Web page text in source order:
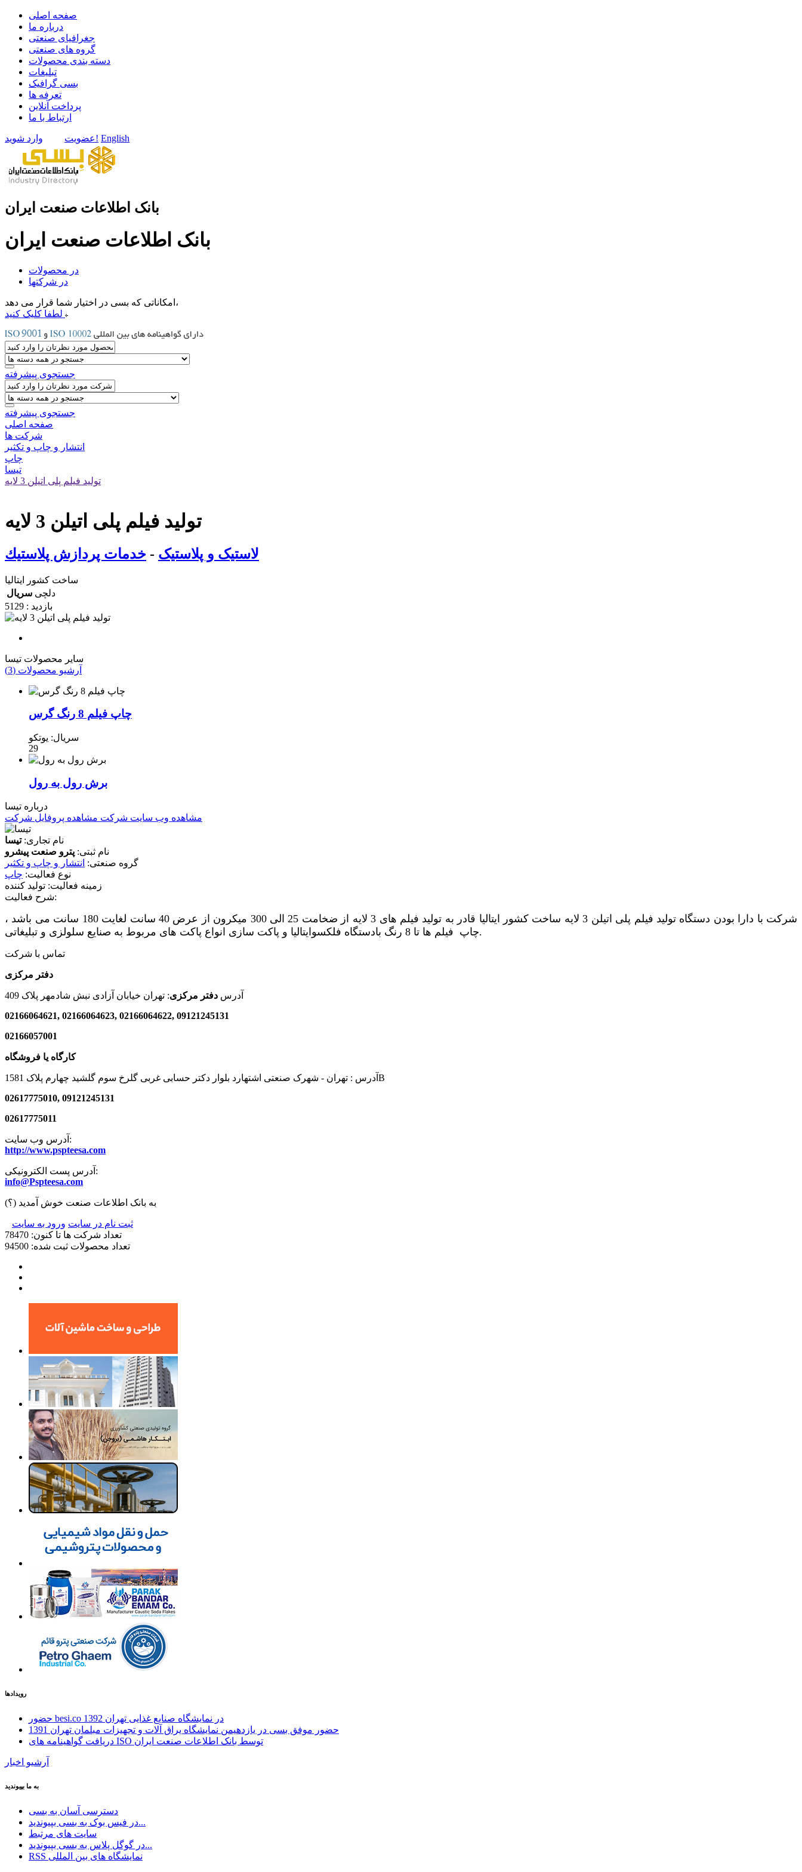
صفحه اصلی
درباره ما
جغرافیای صنعتی
گروه های صنعتی
دسته بندی محصولات
تبلیغات
بسی گرافیک
تعرفه ها
پرداخت آنلاین
ارتباط با ما
عضویتوارد شوید! English
بانک اطلاعات صنعت ایران
بانک اطلاعات صنعت ایران
در محصولات
در شرکتها
امکاناتی که بسی در اختیار شما قرار می دهد،
جستجوی پیشرفته
جستجوی پیشرفته
صفحه اصلی
شرکت ها
انتشار و چاپ و تکثیر
چاپ
تیسا
تولید فیلم پلی اتیلن 3 لایه
تولید فیلم پلی اتیلن 3 لایه
لاستیک و پلاستیک - خدمات پردازش پلاستيك
ساخت کشور ایتالیا
سریال دلچی
بازدید : 5129
سایر محصولات تیسا
آرشیو محصولات (3)
چاپ فیلم 8 رنگ گرس
سریال: یوتکو
29
برش رول به رول
درباره تیسا
مشاهده وب سایت شرکت مشاهده پروفایل شرکت
نام تجاری:تیسا
نام ثبتی: پترو صنعت پیشرو
گروه صنعتی: انتشار و چاپ و تکثیر
نوع فعالیت: چاپ
زمینه فعالیت: تولید کننده
شرح فعالیت:
شرکت با دارا بودن دستگاه تولید فیلم پلی اتیلن 3 لایه ساخت کشور ایتالیا قادر به تولید فیلم های 3 لایه از ضخامت 25 الی 300 میکرون از عرض 40 سانت لغایت 180 سانت می باشد ،
چاپ فیلم ها تا 8 رنگ بادستگاه فلکسوایتالیا و پاکت سازی انواع پاکت های مربوط به صنایع سلولزی و تبلیغاتی.
تماس با شرکت
دفتر مرکزی
آدرس دفتر مرکزی: تهران خیابان آزادی نبش شادمهر پلاک 409
02166064621, 02166064623, 02166064622, 09121245131
02166057001
کارگاه یا فروشگاه
آدرس : تهران - شهرک صنعتی اشتهارد بلوار دکتر حسابی غربی گلرخ سوم گلشید چهارم پلاک 1581B
02617775010, 09121245131
02617775011
آدرس وب سایت:
http://www.pspteesa.com
آدرس پست الکترونیکی:
info@Pspteesa.com
به بانک اطلاعات صنعت خوش آمدید (؟)
ثبت نام در سایت ورود به سایت
تعداد شرکت ها تا کنون: 78470
تعداد محصولات ثبت شده: 94500
رویدادها
حضور besi.co در نمایشگاه صنایع غذایی تهران 1392
حضور موفق بسی در یازدهیمن نمایشگاه یراق آلات و تجهیزات مبلمان تهران 1391
دریافت گواهینامه های ISO توسط بانک اطلاعات صنعت ایران
آرشیو اخبار
به ما بپیوندید
دسترسی آسان به بسی
در فیس بوک به بسی بپیوندید...
سایت های مرتبط
در گوگل پلاس به بسی بپیوندید...
RSS نمایشگاه های بین المللی